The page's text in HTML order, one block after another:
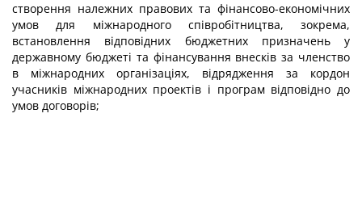
створення належних правових та фінансово-економічних
умов для міжнародного співробітництва, зокрема,
встановлення відповідних бюджетних призначень у
державному бюджеті та фінансування внесків за членство
в міжнародних організаціях, відрядження за кордон
учасників міжнародних проектів і програм відповідно до
умов договорів;